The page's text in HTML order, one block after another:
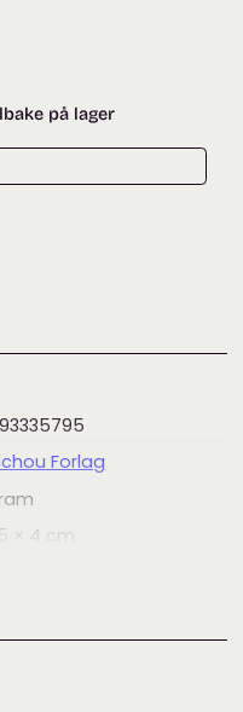
på lager
Forlag
× 4 cm